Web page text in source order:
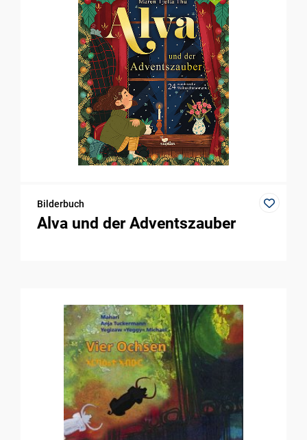
Bilderbuch
Alva und der Adventszauber